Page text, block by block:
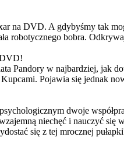
na DVD. A gdybyśmy tak
robotycznego bobra.
Pandory w najbardziej, jak
Pojawia się jednak
dwoje
niechęć i nauczyć się
się z tej mrocznej